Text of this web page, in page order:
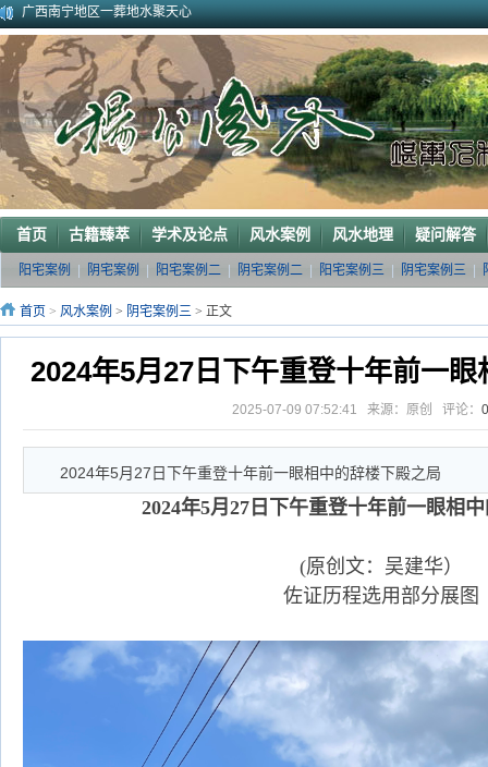
广西南宁地区一葬地水聚天心
广西巴马一龙穴形局
杨公风水--山形之贵人拱手
2010年9月在广西容县为李喜中的亲戚找到的龙穴图
2023年3月18日广东电白地区一眼相中“猛虎下山”形
2011年4月底在江西丰城地区一农村里断验老阳宅风水吉凶（二）
2011年5月初应福建晋江东家邀请堪察调整阳宅风水布局
2011年5月底应广西玉林地区东家邀请断验堪察阳宅风水
2011年应广西巴马东家邀请堪察断验阳宅风水吉凶
《葬 书》注 解
首页 古籍臻萃 学术及论点 风水案例 风水地理 疑问解答
阳宅案例 阴宅案例 阳宅案例二 阴宅案例二 阳宅案例三 阴宅案例三
首页 > 风水案例 > 阴宅案例三 > 正文
2024年5月27日下午重登十年前一
2025-07-09 07:52:41 来源：原创 评论： 0
2024年5月27日下午重登十年前一眼相中的辞楼下殿之局
2024年5月27日下午重登十年前一眼相
(原创文：吴建华）
佐证历程选用部分展图